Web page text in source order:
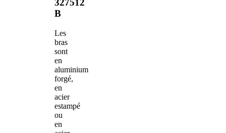
327512
B
Les
bras
sont
en
aluminium
forgé,
en
acier
estampé
ou
en